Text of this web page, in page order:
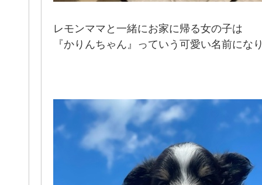
レモンママと一緒にお家に帰る女の子は
『かりんちゃん』っていう可愛い名前にな